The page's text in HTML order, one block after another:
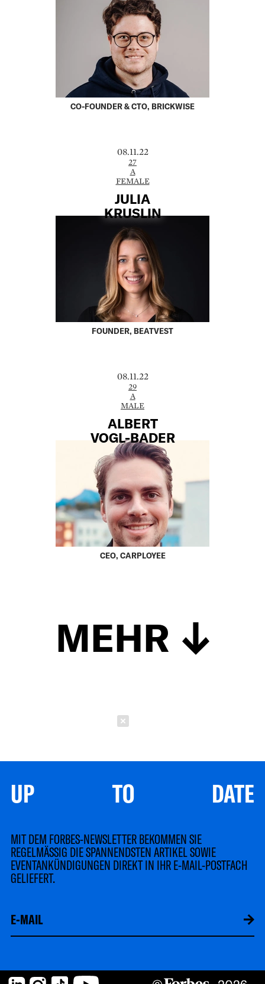
CO-FOUNDER & CTO, BRICKWISE
08.11.22
27
A
FEMALE
JULIA
KRUSLIN
FOUNDER, BEATVEST
08.11.22
29
A
MALE
ALBERT
VOGL-BADER
CEO, CARPLOYEE
MEHR
UP TO DATE
MIT DEM FORBES-NEWSLETTER BEKOMMEN SIE
REGELMÄSSIG DIE SPANNENDSTEN ARTIKEL SOWIE
EVENTANKÜNDIGUNGEN DIREKT IN IHR E-MAIL-POSTFACH
GELIEFERT.
LinkedInInstagram
TikTok